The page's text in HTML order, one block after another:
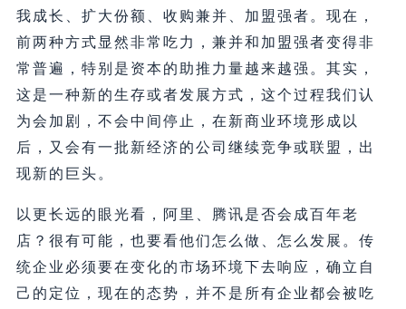
我成长、扩大份额、收购兼并、加盟强者。现在，
前两种方式显然非常吃力，兼并和加盟强者变得非
常普遍，特别是资本的助推力量越来越强。其实，
这是一种新的生存或者发展方式，这个过程我们认
为会加剧，不会中间停止，在新商业环境形成以
后，又会有一批新经济的公司继续竞争或联盟，出
现新的巨头。
以更长远的眼光看，阿里、腾讯是否会成百年老
店？很有可能，也要看他们怎么做、怎么发展。传
统企业必须要在变化的市场环境下去响应，确立自
己的定位，现在的态势，并不是所有企业都会被吃